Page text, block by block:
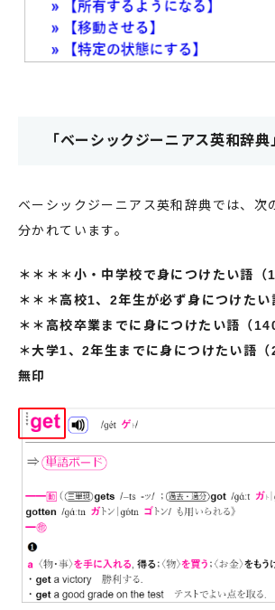
「ベーシックジーニアス英和辞
ベーシックジーニアス英和辞典では、次
分かれています。
＊＊＊＊小・中学校で身につけたい語（
＊＊＊高校1、2年生が必ず身につけたい
＊＊高校卒業までに身につけたい語（
＊大学1、2年生までに身につけたい語（
無印